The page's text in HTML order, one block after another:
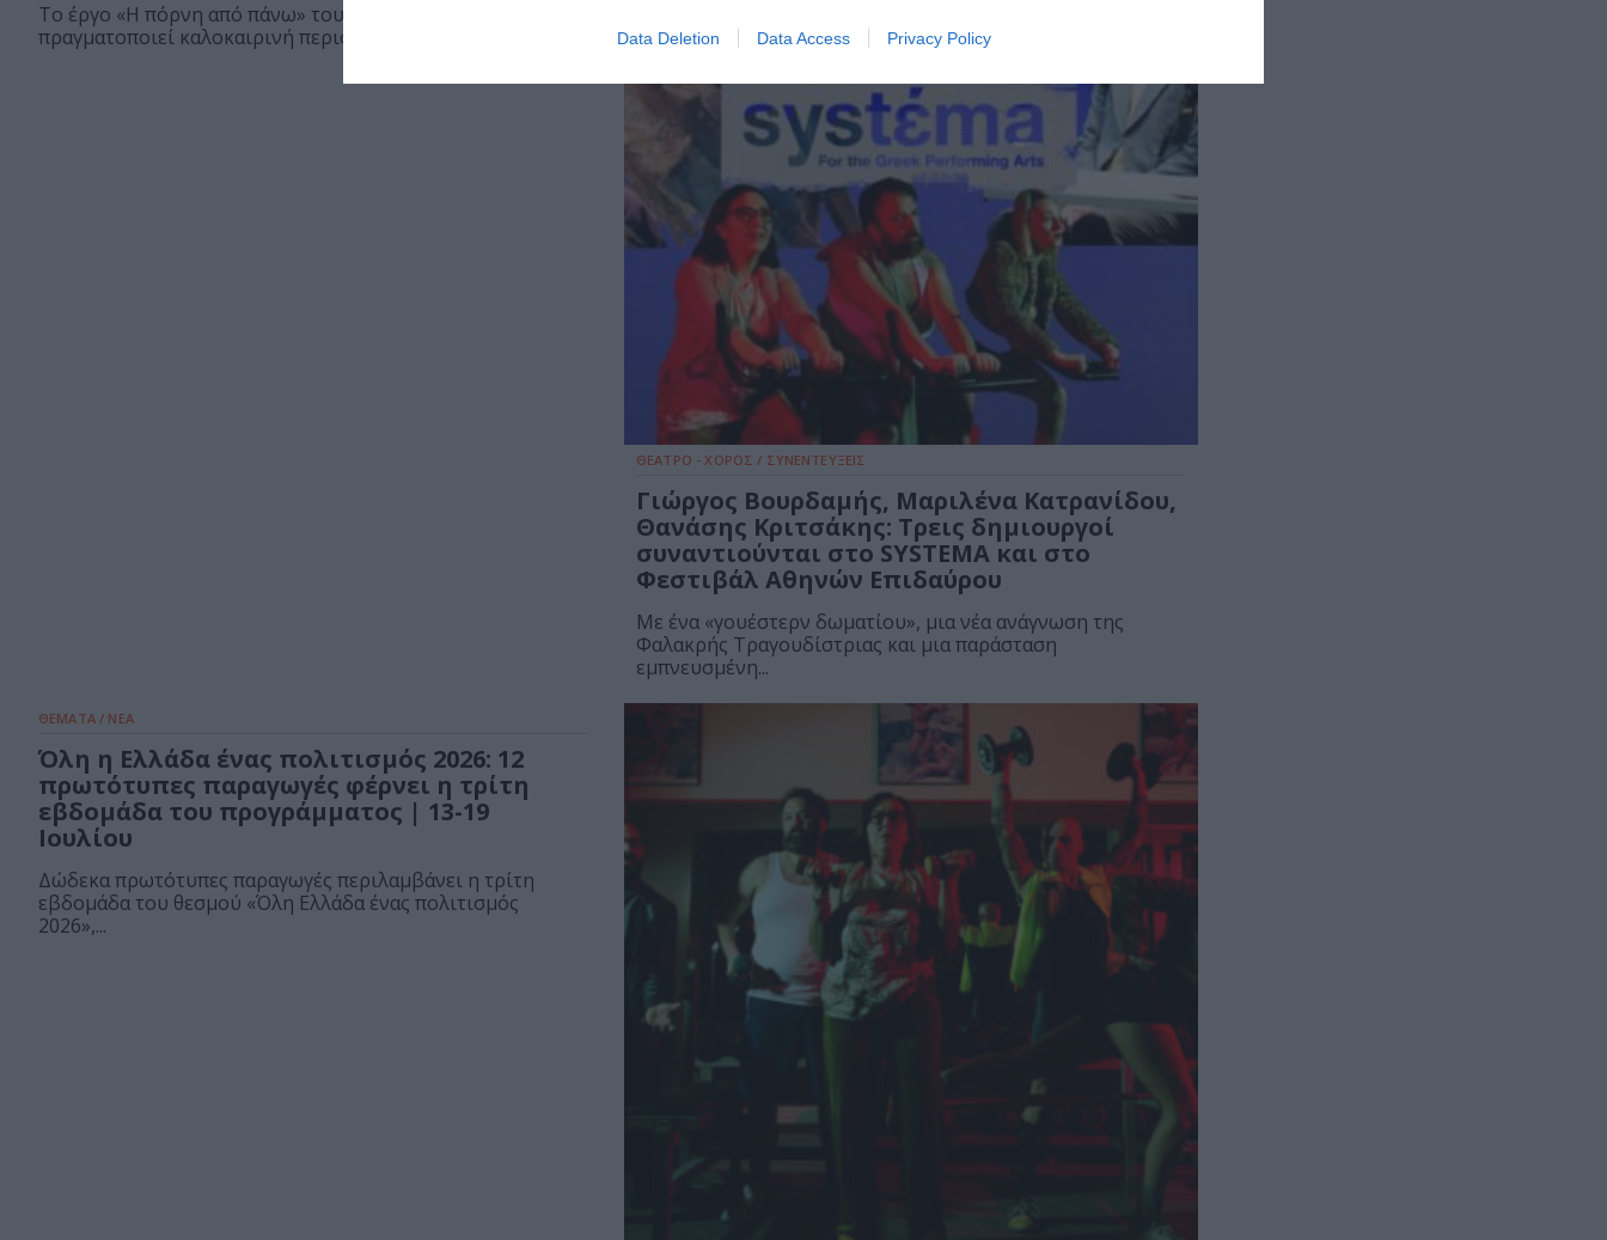
Data Deletion Data Access Privacy Policy
Το έργο «Η πόρνη από πάνω» του Αντώνη Τσιπιανίτη
πραγματοποιεί καλοκαιρινή περιοδεία στο πλαίσιο...
ΘΕΑΤΡΟ - ΧΟΡΟΣ / ΣΥΝΕΝΤΕΥΞΕΙΣ
Γιώργος Βουρδαμής, Μαριλένα Κατρανίδου,
Θανάσης Κριτσάκης: Τρεις δημιουργοί
συναντιούνται στο SYSTEMA και στο
Φεστιβάλ Αθηνών Επιδαύρου
Με ένα «γουέστερν δωματίου», μια νέα ανάγνωση της
Φαλακρής Τραγουδίστριας και μια παράσταση
εμπνευσμένη...
ΘΕΜΑΤΑ / ΝΕΑ
Όλη η Ελλάδα ένας πολιτισμός 2026: 12
πρωτότυπες παραγωγές φέρνει η τρίτη
εβδομάδα του προγράμματος | 13-19
Ιουλίου
Δώδεκα πρωτότυπες παραγωγές περιλαμβάνει η τρίτη
εβδομάδα του θεσμού «Όλη Ελλάδα ένας πολιτισμός
2026»,...